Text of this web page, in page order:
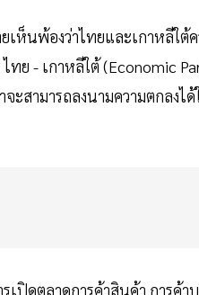
เห็นพ้องว่าไทยและเกาหลีใ
ย - เกาหลีใต้ (Economic
ะสามารถลงนามความตกลงไ
เปิดตลาดการค้าสินค้า การค้